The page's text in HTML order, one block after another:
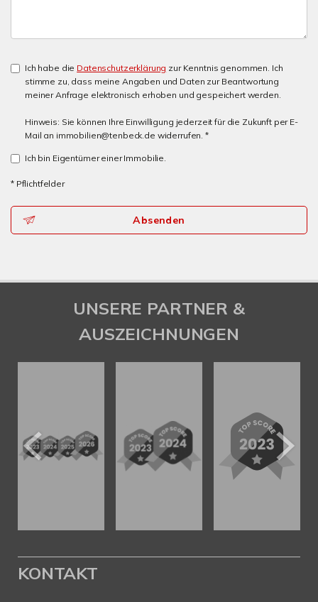
Ich habe die Datenschutzerklärung zur Kenntnis genommen. Ich
stimme zu, dass meine Angaben und Daten zur Beantwortung
meiner Anfrage elektronisch erhoben und gespeichert werden.
Hinweis: Sie können Ihre Einwilligung jederzeit für die Zukunft per E-
Mail an immobilien@tenbeck.de widerrufen. *
Ich bin Eigentümer einer Immobilie.
* Pflichtfelder
Absenden
UNSERE PARTNER &
AUSZEICHNUNGEN
KONTAKT